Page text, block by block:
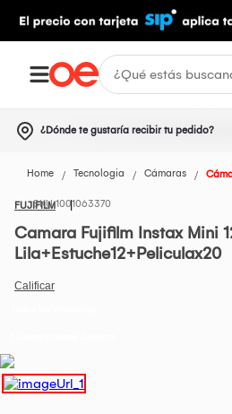
¿Dónde te gustaría recibir tu pedido?
Home Tecnologia Cámaras
FUJIFILM1001063370
Camara Fujifilm Instax Mini
Lila+Estuche12+Peliculax20